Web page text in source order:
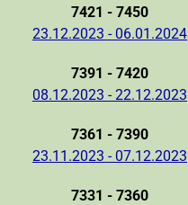
7421 - 7450
23.12.2023 - 06.01.2024
7391 - 7420
08.12.2023 - 22.12.2023
7361 - 7390
23.11.2023 - 07.12.2023
7331 - 7360